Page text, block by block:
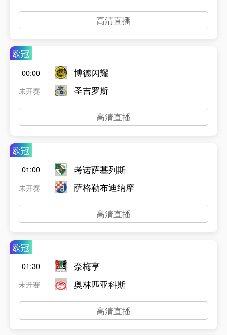
高清直播
欧冠
00:00
未开赛
博德闪耀
圣吉罗斯
高清直播
欧冠
01:00
未开赛
考诺萨基列斯
萨格勒布迪纳摩
高清直播
欧冠
01:30
未开赛
奈梅亨
奥林匹亚科斯
高清直播